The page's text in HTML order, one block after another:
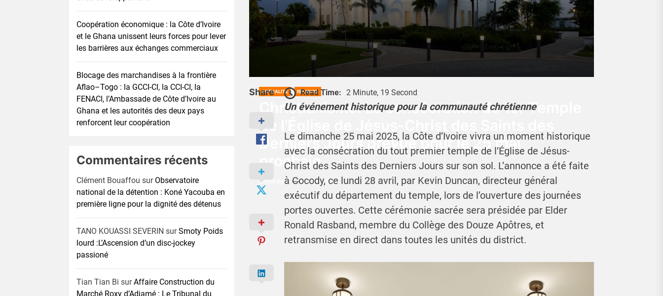
ACTUALITÉ RELIGION
Christianisme: La consécration du 1er Temple
de l’Église de Jésus-Christ des Saints des
Derniers Jours prévue pour le 25 mai
prochain
Josué Koffi 29 Avril 2025
Share Read Time: 2 Minute, 19 Second
Un événement historique pour la communauté chrétienne
Le dimanche 25 mai 2025, la Côte d’Ivoire vivra un moment historique
avec la consécration du tout premier temple de l’Église de Jésus-
Christ des Saints des Derniers Jours sur son sol. L’annonce a été faite
à Cocody, ce lundi 28 avril, par Kevin Duncan, directeur général
exécutif du département du temple, lors de l’ouverture des journées
portes ouvertes. Cette cérémonie sacrée sera présidée par Elder
Ronald Rasband, membre du Collège des Douze Apôtres, et
retransmise en direct dans toutes les unités du district.
Coopération économique : la Côte d’Ivoire
et le Ghana unissent leurs forces pour lever
les barrières aux échanges commerciaux
Blocage des marchandises à la frontière
Aflao–Togo : la GCCI-CI, la CCI-CI, la
FENACI, l’Ambassade de Côte d’Ivoire au
Ghana et les autorités des deux pays
renforcent leur coopération
Commentaires récents
Clément Bouaffou sur Observatoire
national de la détention : Koné Yacouba en
première ligne pour la dignité des détenus
TANO KOUASSI SEVERIN surSmoty Poids
lourd :L’Ascension d’un disc-jockey
passioné
Tian Tian Bi surAffaire Construction du
Marché Roxy d’Adjamé : Le Tribunal du